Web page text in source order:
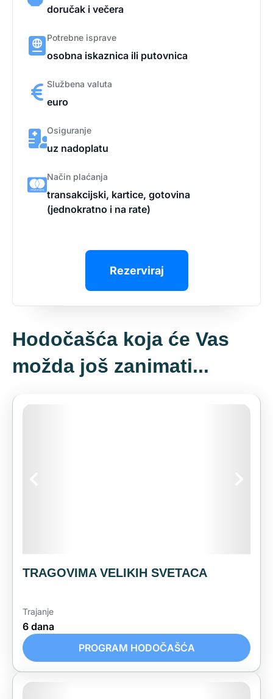
doručak i večera
Potrebne isprave
osobna iskaznica ili putovnica
Službena valuta
euro
Osiguranje
uz nadoplatu
Način plaćanja
transakcijski, kartice, gotovina
(jednokratno i na rate)
Rezerviraj
Hodočašća koja će Vas
možda još zanimati...
TRAGOVIMA VELIKIH SVETACA
Trajanje
6 dana
PROGRAM HODOČAŠĆA